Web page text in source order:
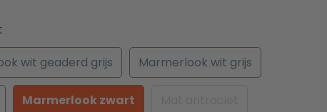
wit geaderd grijs Marmerlook wit grijs
Marmerlook zwart